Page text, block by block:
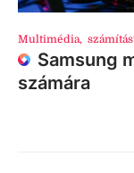
Multimédia,
Samsung
számára